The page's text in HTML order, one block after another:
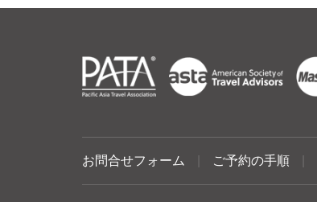
お問合せフォーム ご予約の手順